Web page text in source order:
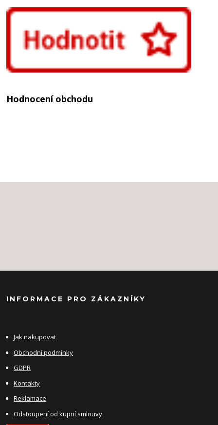
Hodnocení obchodu
INFORMACE PRO ZÁKAZNÍKY
Jak nakupovat
Obchodní podmínky
GDPR
Kontakty
Reklamace
Odstoupení od kupní smlouvy